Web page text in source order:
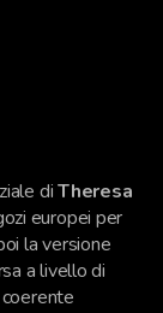
diTheresa
europei per
la versione
a livello di